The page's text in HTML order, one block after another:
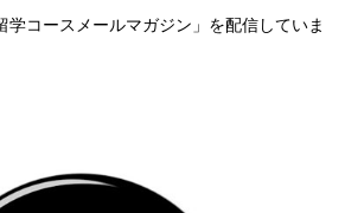
学コースメールマガジン」を配信していま